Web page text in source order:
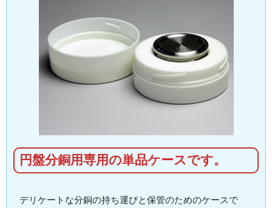
円盤分銅用専用の単品ケースです。
デリケートな分銅の持ち運びと保管のためのケースで